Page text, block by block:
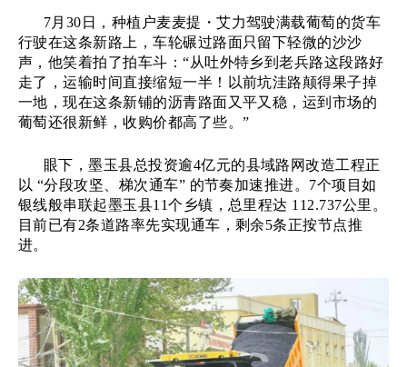
7月30日，种植户麦麦提・艾力驾驶满载葡萄的货车
行驶在这条新路上，车轮碾过路面只留下轻微的沙沙
声，他笑着拍了拍车斗：“从吐外特乡到老兵路这段路好
走了，运输时间直接缩短一半！以前坑洼路颠得果子掉
一地，现在这条新铺的沥青路面又平又稳，运到市场的
葡萄还很新鲜，收购价都高了些。”
眼下，墨玉县总投资逾4亿元的县域路网改造工程正
以 “分段攻坚、梯次通车” 的节奏加速推进。7个项目如
银线般串联起墨玉县11个乡镇，总里程达 112.737公里。
目前已有2条道路率先实现通车，剩余5条正按节点推
进。